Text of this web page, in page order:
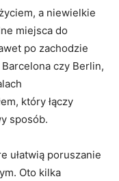
a niewielkie
miejsca do
po zachodzie
czy Berlin,
który łączy
sposób.
ułatwią poruszanie
Oto kilka